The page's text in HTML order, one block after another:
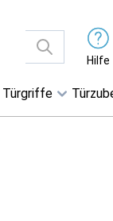
Hilfe
Türgriffe